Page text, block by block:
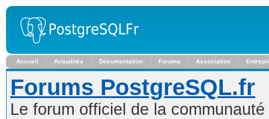
Accueil Actualités Documentation Forums Association
Forums PostgreSQL.fr
Le forum officiel de la